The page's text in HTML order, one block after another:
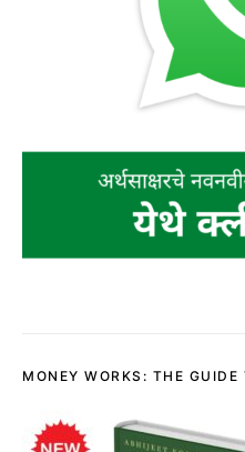
MONEY WORKS: THE